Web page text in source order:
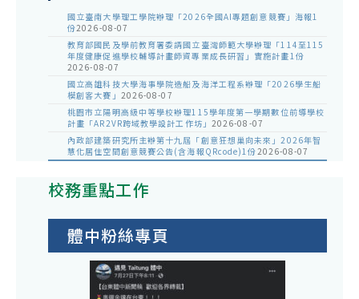
國立臺南大學理工學院辦理「2026全國AI專題創意競賽」海報1
份2026-08-07
教育部國民及學前教育署委請國立臺灣師範大學辦理「114至115
年度健康促進學校輔導計畫師資專業成長研習」實施計畫1份
2026-08-07
國立高雄科技大學海事學院造船及海洋工程系辦理「2026學生船
模創客大賽」 2026-08-07
桃園市立陽明高級中等學校辦理115學年度第一學期數位前導學校
計畫「AR2VR跨域教學設計工作坊」 2026-08-07
內政部建築研究所主辦第十九屆「創意狂想巢向未來」2026年智
慧化居住空間創意競賽公告(含海報QRcode)1份2026-08-07
校務重點工作
體中粉絲專頁